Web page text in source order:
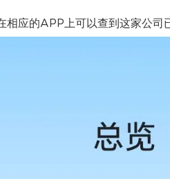
相应的APP上可以查到这家公司